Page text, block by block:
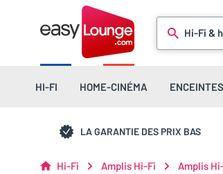
Hi-Fi &
HI-FI HOME-CINÉMA ENCEINTES
LA GARANTIE DES PRIX BAS
Hi-Fi Amplis Hi-Fi Amplis